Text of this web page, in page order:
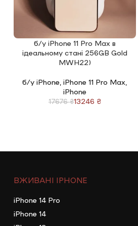
ЧИТАТИ ДАЛІ
б/у iPhone 11 Pro Max в
ідеальному стані 256GB Gold
MWH22)
б/у iPhone ,iPhone 11 Pro Max
iPhone
17676₴13246 ₴
ВЖИВАНІ IPHONE
iPhone 14 Pro
iPhone 14